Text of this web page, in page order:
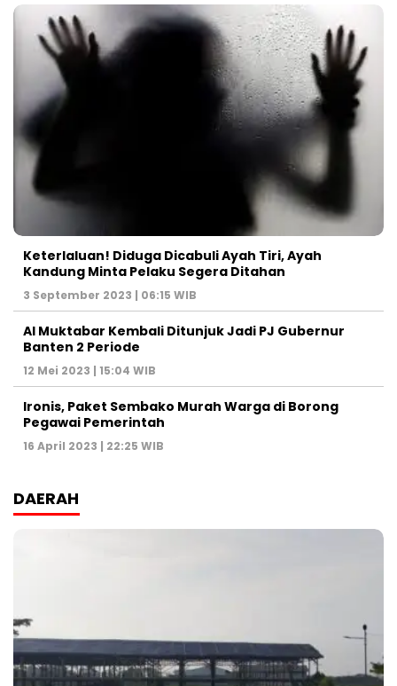
Keterlaluan! Diduga Dicabuli Ayah Tiri, Ayah
Kandung Minta Pelaku Segera Ditahan
3 September 2023 | 06:15 WIB
Al Muktabar Kembali Ditunjuk Jadi PJ Gubernur
Banten 2 Periode
12 Mei 2023 | 15:04 WIB
Ironis, Paket Sembako Murah Warga di Borong
Pegawai Pemerintah
16 April 2023 | 22:25 WIB
DAERAH